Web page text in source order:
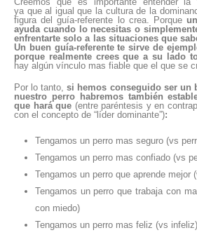
ya que al igual que la cultura de la
figura del guía-referente lo crea. Porque
ayuda cuando lo necesitas o
enfrentarte solo a las situaciones que
Un buen guía-referente te sirve de
porque realmente crees que a su lado
hay algún vínculo mas fiable que el que se
Por lo tanto,si hemos conseguido ser un
nuestro perro habremos también
que hará que (entre paréntesis y en
con el concepto de “líder dominante”):
Tengamos un perro mas seguro (vs
Tengamos un perro mas confiado (vs
Tengamos un perro que aprende mejor
Tengamos un perro que trabaja con
con miedo)
Tengamos un perro mas feliz (vs infeliz)